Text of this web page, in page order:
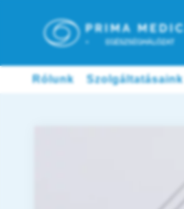
Rólunk Szolgáltatásaink